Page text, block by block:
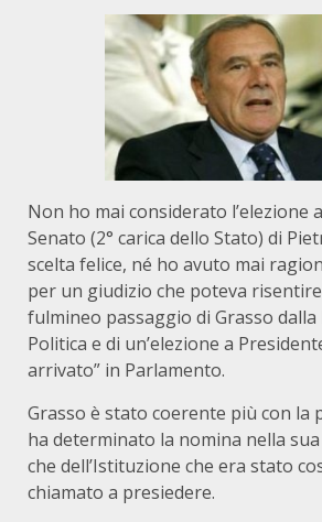
Non ho mai considerato l’elezione
Senato (2° carica dello Stato) di
scelta felice, né ho avuto mai
per un giudizio che poteva
fulmineo passaggio di Grasso
Politica e di un’elezione a
arrivato” in Parlamento.
Grasso è stato coerente più con la
ha determinato la nomina nella
che dell’Istituzione che era stato
chiamato a presiedere.